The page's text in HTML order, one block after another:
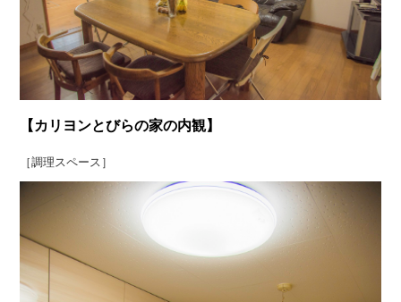
【カリヨンとびらの家の内観】
［調理スペース］